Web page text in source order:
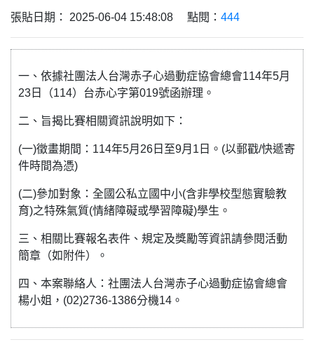
張貼日期： 2025-06-04 15:48:08 點閱： 444
一、依據社團法人台灣赤子心過動症協會總會114年5月
23日（114）台赤心字第019號函辦理。
二、旨揭比賽相關資訊說明如下：
(一)徵畫期間：114年5月26日至9月1日。(以郵戳/快遞寄
件時間為憑)
(二)參加對象：全國公私立國中小(含非學校型態實驗教
育)之特殊氣質(情緒障礙或學習障礙)學生。
三、相關比賽報名表件、規定及獎勵等資訊請參閱活動
簡章（如附件）。
四、本案聯絡人：社團法人台灣赤子心過動症協會總會
楊小姐，(02)2736-1386分機14。